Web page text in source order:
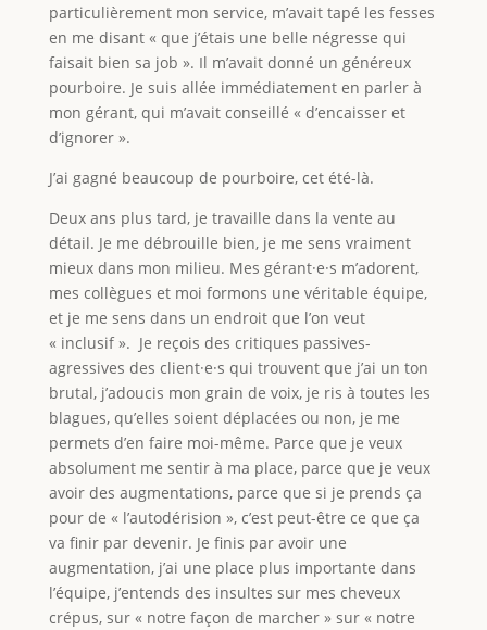
particulièrement mon service, m’avait tapé les fesses
en me disant « que j’étais une belle négresse qui
faisait bien sa job ». Il m’avait donné un généreux
pourboire. Je suis allée immédiatement en parler à
mon gérant, qui m’avait conseillé « d’encaisser et
d’ignorer ».
J’ai gagné beaucoup de pourboire, cet été-là.
Deux ans plus tard, je travaille dans la vente au
détail. Je me débrouille bien, je me sens vraiment
mieux dans mon milieu. Mes gérant·e·s m’adorent,
mes collègues et moi formons une véritable équipe,
et je me sens dans un endroit que l’on veut
« inclusif ». Je reçois des critiques passives-
agressives des client·e·s qui trouvent que j’ai un ton
brutal, j’adoucis mon grain de voix, je ris à toutes les
blagues, qu’elles soient déplacées ou non, je me
permets d’en faire moi-même. Parce que je veux
absolument me sentir à ma place, parce que je veux
avoir des augmentations, parce que si je prends ça
pour de « l’autodérision », c’est peut-être ce que ça
va finir par devenir. Je finis par avoir une
augmentation, j’ai une place plus importante dans
l’équipe, j’entends des insultes sur mes cheveux
crépus, sur « notre façon de marcher » sur « notre